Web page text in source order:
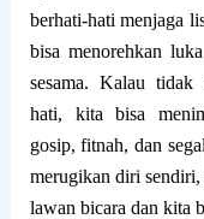
berhati-hati menjaga
bisa menorehkan
sesama. Kalau tidak
hati, kita bisa
gosip, fitnah, dan
merugikan diri
lawan bicara dan kita